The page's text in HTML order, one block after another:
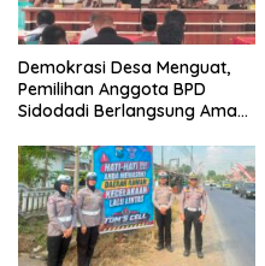
Demokrasi Desa Menguat,
Pemilihan Anggota BPD
Sidodadi Berlangsung Aman
Babinsa dan
Bhabinkamtibmas